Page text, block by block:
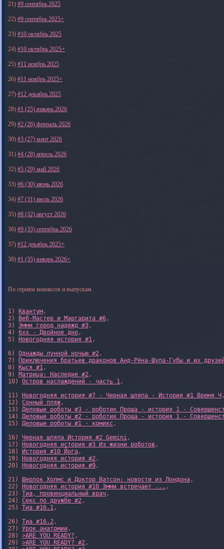
21) #9 сентябрь 2025
22) #9 сентябрь 2025+
23) #10 октябрь 2025
24) #10 октябрь 2025+
25) #11 ноябрь 2025
26) #11 ноябрь 2025+
27) #12 декабрь 2025
28) #1 (25) январь 2026
29) #2 (26) февраль 2026
30) #3 (27) март 2026
31) #4 (28) апрель 2026
32) #5 (29) май 2026
33) #6 (30) июнь 2026
34) #7 (31) июль 2026
35) #8 (32) август 2026
36) #9 (33) сентябрь 2026
37) #12 декабрь 2025+
38) #1 (35) январь 2026+
По сериям комиксов и выпускам
1) Квантум,
2)
Веб-Мастер и Маргарита #6,
3) Эмми город надежд #3,
4) 6xx - Двойное дно,
5)
Новогодняя история #1,
6) Однажды лунной ночью #2,
7)
Приключения братьев драконов Анд-Рёна-Шупа-Губы и их
8)
Кыся #1,
9) Матрица: Наследие #2,
10) Остров наслаждений - часть 1,
11)
Новогодняя история #7 - Черная шляпа - История #1 Время Ч
12) Сонный пляж,
13) Деловые роботы #3 - роботик Проша - история 1 -
14) Деловые роботы #2 - роботик Проша - история 1 -
15) Деловые роботы #1 - комикс,
16) Черная шляпа История #2 Gemini,
17)
Новогодняя история #3 Из жизни роботов ,
18)
История #10 Йога,
19)
Новогодняя история #2,
20)
Новогодняя история #9,
21) Шерлок Холмс и Доктор Ватсон: новости из Лондона,
22)
Новогодняя история #10 Эмми встречает ... ,
23) Тиа, провинциальный врач,
24) Секс по дружбе #2,
25) Тиа #16.1,
26) Тиа #16.2,
27) Урок анатомии,
28) >ARE YOU READY? ,
29) >ARE YOU READY? #2,